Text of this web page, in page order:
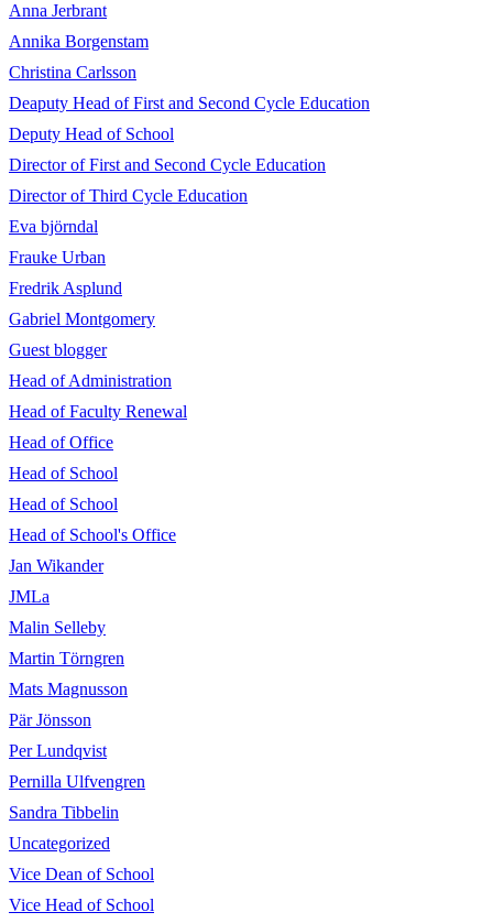
Anna Jerbrant
Annika Borgenstam
Christina Carlsson
Deaputy Head of First and Second Cycle Education
Deputy Head of School
Director of First and Second Cycle Education
Director of Third Cycle Education
Eva björndal
Frauke Urban
Fredrik Asplund
Gabriel Montgomery
Guest blogger
Head of Administration
Head of Faculty Renewal
Head of Office
Head of School
Head of School
Head of School's Office
Jan Wikander
JMLa
Malin Selleby
Martin Törngren
Mats Magnusson
Pär Jönsson
Per Lundqvist
Pernilla Ulfvengren
Sandra Tibbelin
Uncategorized
Vice Dean of School
Vice Head of School